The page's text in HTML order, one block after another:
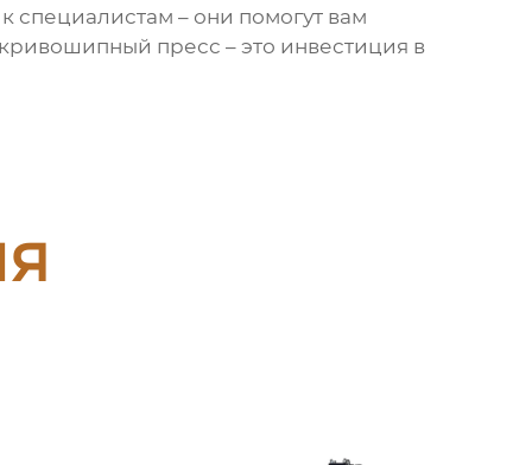
специалистам – они помогут вам
пресс – это инвестиция в